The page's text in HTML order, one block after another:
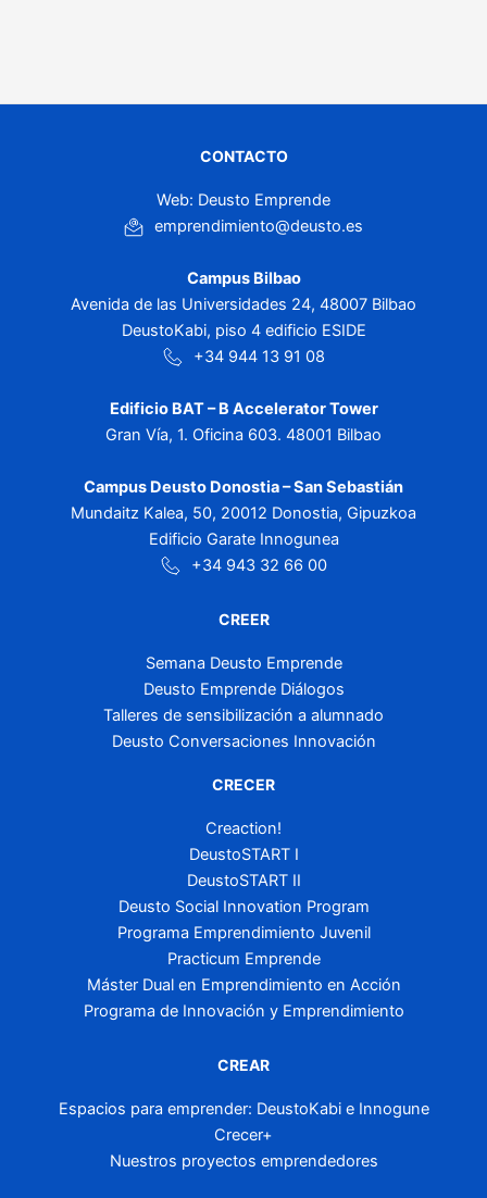
CONTACTO
Web: Deusto Emprende
emprendimiento@deusto.es
Campus Bilbao
Avenida de las Universidades 24, 48007 Bilbao
DeustoKabi, piso 4 edificio ESIDE
+34 944 13 91 08
Edificio BAT – B Accelerator Tower
Gran Vía, 1. Oficina 603. 48001 Bilbao
Campus Deusto Donostia – San Sebastián
Mundaitz Kalea, 50, 20012 Donostia, Gipuzkoa
Edificio Garate Innogunea
+34 943 32 66 00
CREER
Semana Deusto Emprende
Deusto Emprende Diálogos
Talleres de sensibilización a alumnado
Deusto Conversaciones Innovación
CRECER
Creaction!
DeustoSTART I
DeustoSTART II
Deusto Social Innovation Program
Programa Emprendimiento Juvenil
Practicum Emprende
Máster Dual en Emprendimiento en Acción
Programa de Innovación y Emprendimiento
CREAR
Espacios para emprender: DeustoKabi e Innogune
Crecer+
Nuestros proyectos emprendedores